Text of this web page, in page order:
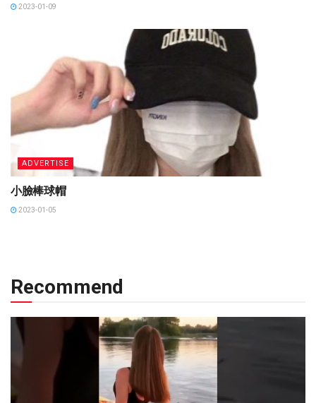
2023-01-09
ADVERTISE
小臉棒球帽
2023-01-05
Recommend